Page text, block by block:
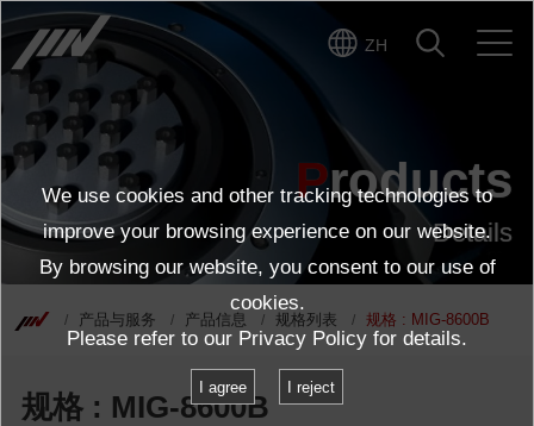
ZH
Products
Details
产品与服务 产品信息 规格列表 规格 : MIG-8600B
规格 : MIG-8600B
点击这里了解产品详情
We use cookies and other tracking technologies to
improve your browsing experience on our website.
By browsing our website, you consent to our use of
cookies.
Please refer to our Privacy Policy for details.
I agree I reject